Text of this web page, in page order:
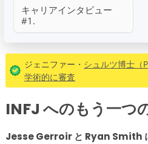
キャリアインタビュー
#1.
ジェニファー・ シュルツ博士（
学術的に審査
INFJ へのもう一つ
Jesse Gerroir と Ryan Smith